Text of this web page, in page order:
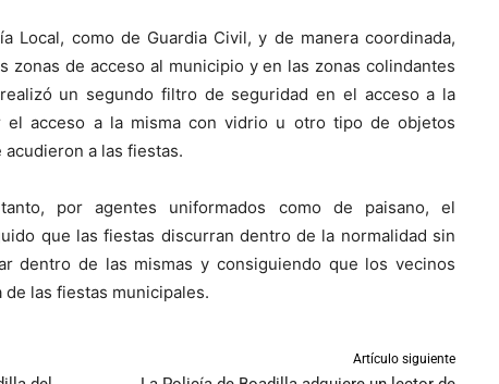
Local, como de Guardia Civil, y de manera coordinada,
de acceso al municipio y en las zonas colindantes
un segundo filtro de seguridad en el acceso a la
acceso a la misma con vidrio u otro tipo de objetos
a las fiestas.
por agentes uniformados como de paisano, el
que las fiestas discurran dentro de la normalidad sin
dentro de las mismas y consiguiendo que los vecinos
las fiestas municipales.
Artículo siguiente